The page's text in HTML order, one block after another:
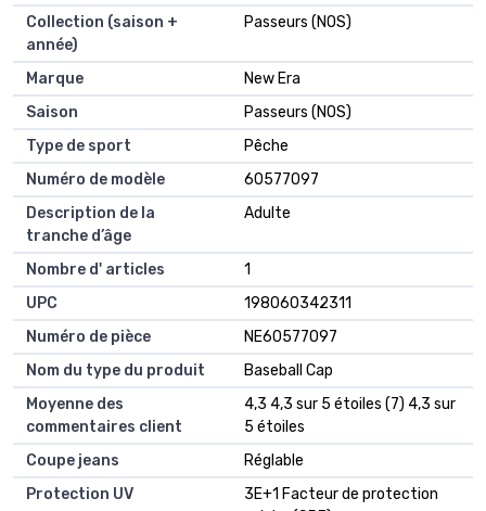
Collection (saison +
année)
Passeurs (NOS)
Marque
New Era
Saison
Passeurs (NOS)
Type de sport
Pêche
Numéro de modèle
60577097
Description de la
tranche d’âge
Adulte
Nombre d' articles
1
UPC
198060342311
Numéro de pièce
NE60577097
Nom du type du produit
Baseball Cap
Moyenne des
commentaires client
4,3 4,3 sur 5 étoiles (7) 4,3 sur
5 étoiles
Coupe jeans
Réglable
Protection UV
3E+1 Facteur de protection